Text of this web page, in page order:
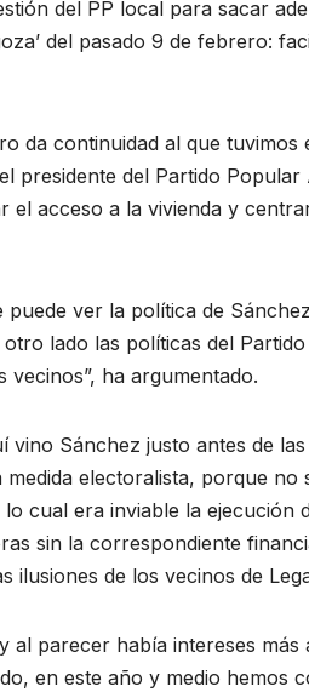
del PP local para sacar
del pasado 9 de febrero:
da continuidad al que
presidente del Partido
acceso a la vivienda y
ver la política de
lado las políticas del
ha argumentado.
vino Sánchez justo antes de
electoralista, porque no
cual era inviable la ejecución
sin la correspondiente
de los vecinos de
al parecer había intereses más
en este año y medio hemos